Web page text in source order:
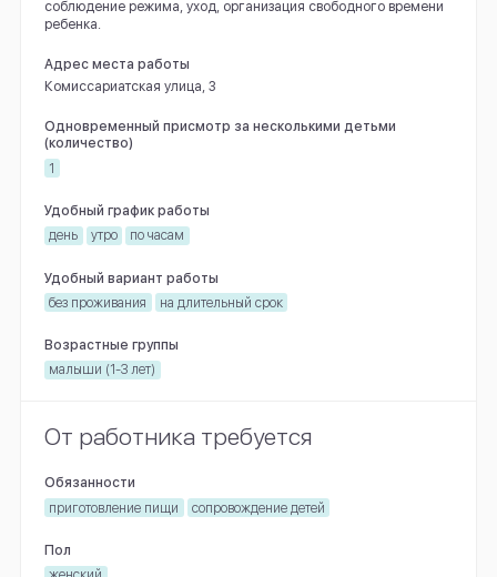
соблюдение режима, уход, организация свободного времени
ребенка.
Адрес места работы
Комиссариатская улица, 3
Одновременный присмотр за несколькими детьми
(количество)
1
Удобный график работы
день
утро по часам
Удобный вариант работы
без проживания
на длительный срок
Возрастные группы
малыши (1-3 лет)
От работника требуется
Обязанности
приготовление пищи
сопровождение детей
Пол